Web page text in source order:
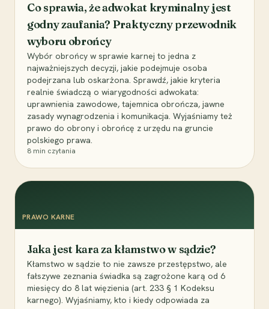
Co sprawia, że adwokat kryminalny jest
godny zaufania? Praktyczny przewodnik
wyboru obrońcy
Wybór obrońcy w sprawie karnej to jedna z
najważniejszych decyzji, jakie podejmuje osoba
podejrzana lub oskarżona. Sprawdź, jakie kryteria
realnie świadczą o wiarygodności adwokata:
uprawnienia zawodowe, tajemnica obrończa, jawne
zasady wynagrodzenia i komunikacja. Wyjaśniamy też
prawo do obrony i obrońcę z urzędu na gruncie
polskiego prawa.
8 min czytania
PRAWO KARNE
Jaka jest kara za kłamstwo w sądzie?
Kłamstwo w sądzie to nie zawsze przestępstwo, ale
fałszywe zeznania świadka są zagrożone karą od 6
miesięcy do 8 lat więzienia (art. 233 § 1 Kodeksu
karnego). Wyjaśniamy, kto i kiedy odpowiada za